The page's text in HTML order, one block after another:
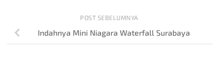
POST SEBELUMNYA
Indahnya Mini Niagara Waterfall Surabaya